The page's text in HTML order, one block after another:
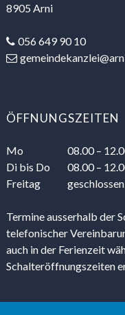
8905 Arni
056 649 90 10
ÖFFNUNGSZEITEN
Mo 08.00 –
Dibis Do 08.00 –
Freitag
geschlossen
Termine ausserhalb der
telefonischer
auch in der Ferienzeit
Schalteröffnungszeiten